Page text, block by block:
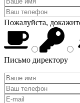
Пожалуйста,
Письмо директору